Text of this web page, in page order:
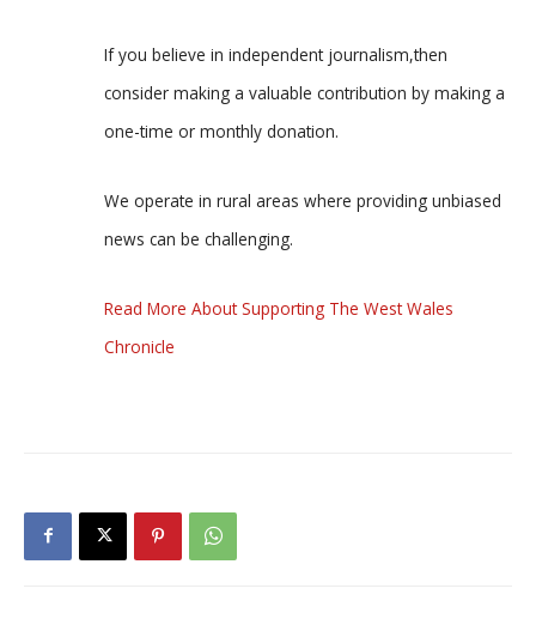
If you believe in independent journalism,then
consider making a valuable contribution by making a
one-time or monthly donation.
We operate in rural areas where providing unbiased
news can be challenging.
Read More About Supporting The West Wales
Chronicle